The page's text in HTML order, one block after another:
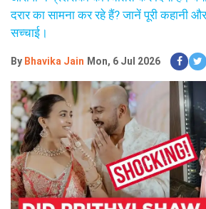
दरार का सामना कर रहे हैं? जानें पूरी कहानी
सच्चाई।
By Bhavika Jain Mon, 6 Jul 2026